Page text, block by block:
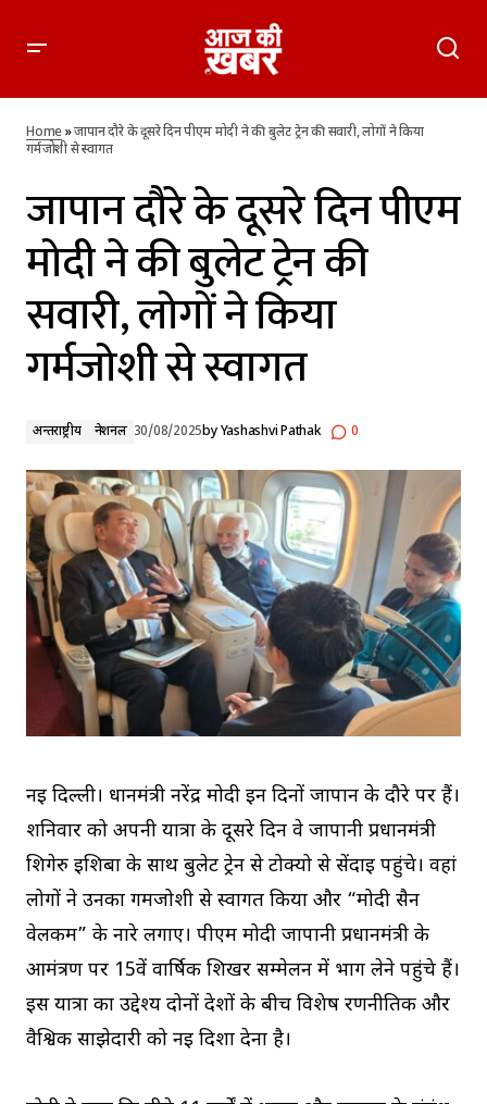
किया गर्मजोशी से स्वागत
Home»जापान दौरे के दूसरे दिन पीएम मोदी ने की बुलेट ट्रेन की सवारी, लोगों ने किया
गर्मजोशी से स्वागत
जापान दौरे के दूसरे दिन पीएम
मोदी ने की बुलेट ट्रेन की
सवारी, लोगों ने किया
गर्मजोशी से स्वागत
अन्तर्राष्ट्रीय नेशनल 30/08/2025by Yashashvi Pathak 0
नई दिल्ली। धानमंत्री नरेंद्र मोदी इन दिनों जापान के दौरे पर हैं।
शनिवार को अपनी यात्रा के दूसरे दिन वे जापानी प्रधानमंत्री
शिगेरु इशिबा के साथ बुलेट ट्रेन से टोक्यो से सेंदाई पहुंचे। वहां
लोगों ने उनका गर्मजोशी से स्वागत किया और “मोदी सैन
वेलकम” के नारे लगाए। पीएम मोदी जापानी प्रधानमंत्री के
आमंत्रण पर 15वें वार्षिक शिखर सम्मेलन में भाग लेने पहुंचे हैं।
इस यात्रा का उद्देश्य दोनों देशों के बीच विशेष रणनीतिक और
वैश्विक साझेदारी को नई दिशा देना है।